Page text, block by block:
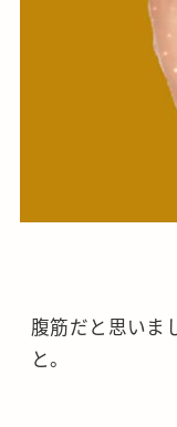
腹筋だと思いま
と。